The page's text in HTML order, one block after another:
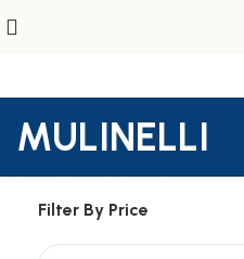
MULINELLI
Filter By Price